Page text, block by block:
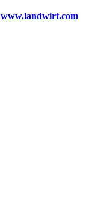
www.landwirt.com